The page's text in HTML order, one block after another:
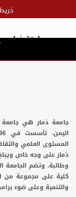
جامعة ذمار
جامعة ذمار هي
المستوى العلمي
وطالبة. وتضم الجامعة
كلية على مجموعة من
والتنمية وعلى ضوء